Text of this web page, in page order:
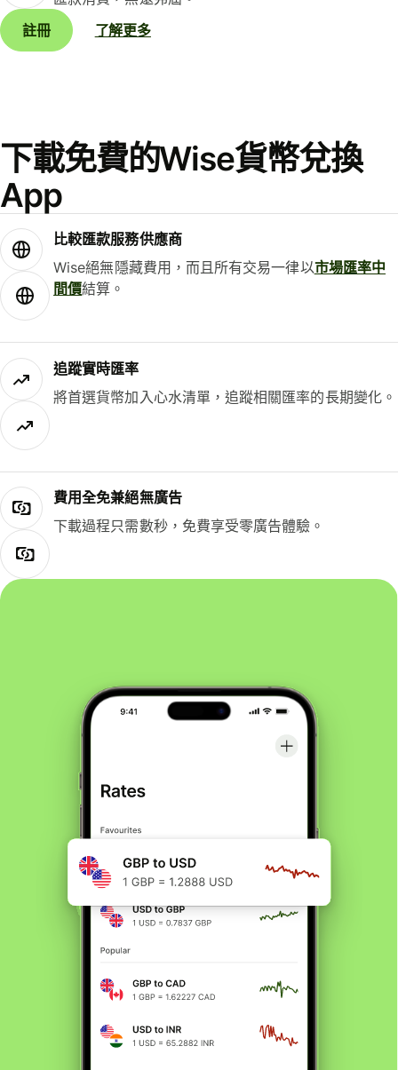
註冊
了解更多
下載免費的Wise貨幣兌換
App
比較匯款服務供應商
Wise絕無隱藏費用，而且所有交易一律以市場匯率中
間價結算。
追蹤實時匯率
將首選貨幣加入心水清單，追蹤相關匯率的長期變化。
費用全免兼絕無廣告
下載過程只需數秒，免費享受零廣告體驗。